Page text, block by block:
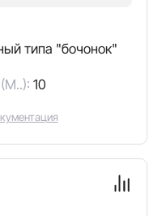
типа "бочонок"
10